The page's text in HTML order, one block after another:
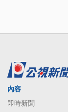
內容
即時新聞